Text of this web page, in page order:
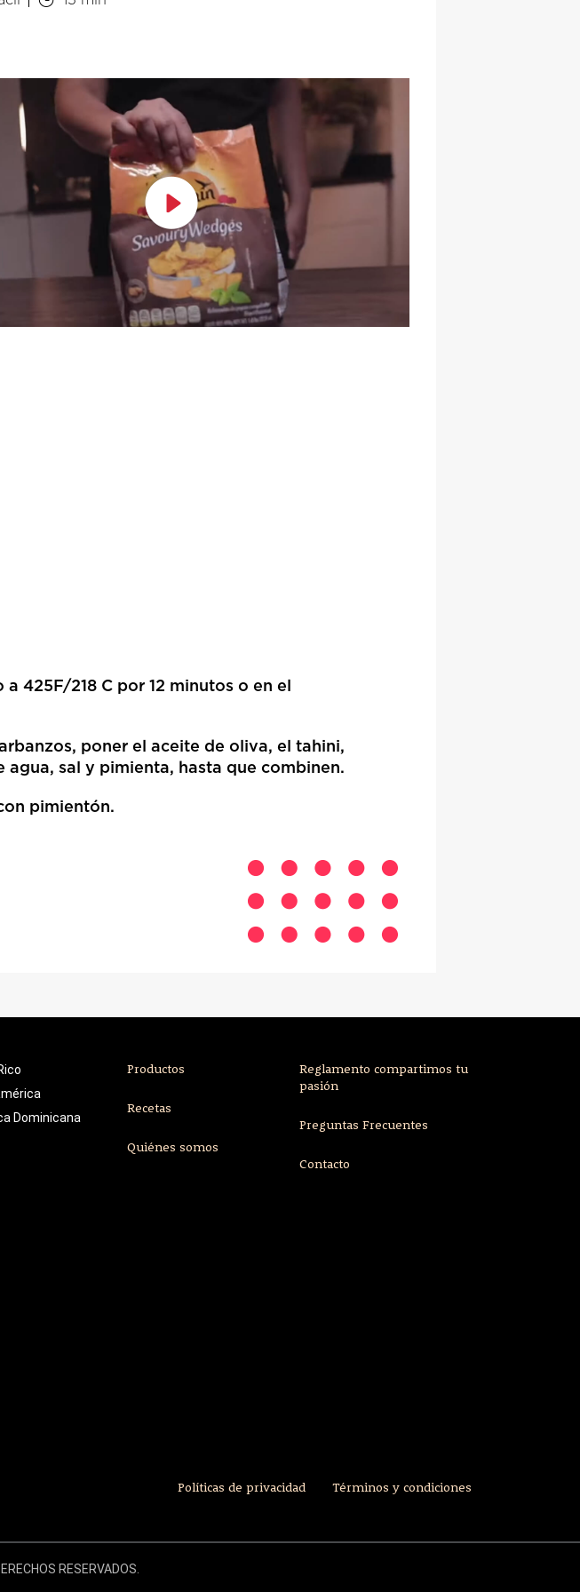
425F/218 C por 12 minutos o en el
poner el aceite de oliva, el tahini,
sal y pimienta, hasta que combinen.
pimientón.
Dominicana
Productos
Recetas
Quiénes somos
Reglamento compartimos tu
pasión
Preguntas Frecuentes
Contacto
Políticas de privacidad Términos y condiciones
RESERVADOS.